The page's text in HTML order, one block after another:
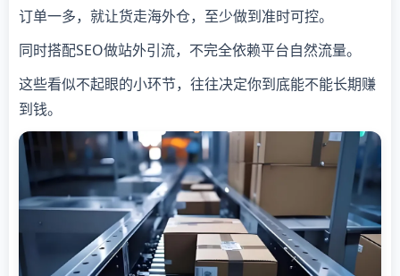
订单一多，就让货走海外仓，至少做到准时可控。
同时搭配SEO做站外引流，不完全依赖平台自然流量。
这些看似不起眼的小环节，往往决定你到底能不能长期赚
到钱。